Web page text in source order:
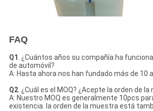
FAQ
Q1
. ¿Cuántos años su compañía ha
de automóvil?
A: Hasta ahora nos han fundado más de 10
Q2. ¿Cuál es el MOQ? ¿Acepte la orden de
A: Nuestro MOQ es generalmente 10pcs
existencia. la orden de la muestra está